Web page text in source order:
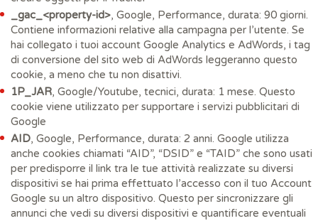
_gac_<property-id>, Google, Performance, durata: 90 giorni.
Contiene informazioni relative alla campagna per l’utente. Se
hai collegato i tuoi account Google Analytics e AdWords, i tag
di conversione del sito web di AdWords leggeranno questo
cookie, a meno che tu non disattivi.
1P_JAR, Google/Youtube, tecnici, durata: 1 mese. Questo
cookie viene utilizzato per supportare i servizi pubblicitari di
Google
AID, Google, Performance, durata: 2 anni. Google utilizza
anche cookies chiamati “AID”, “DSID” e “TAID” che sono usati
per predisporre il link tra le tue attività realizzate su diversi
dispositivi se hai prima effettuato l’accesso con il tuo Account
Google su un altro dispositivo. Questo per sincronizzare gli
annunci che vedi su diversi dispositivi e quantificare eventuali